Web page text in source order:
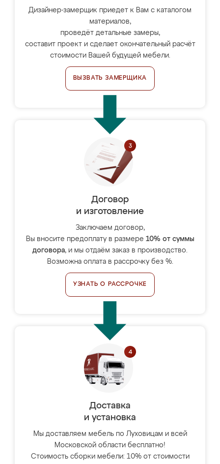
Дизайнер-замерщик приедет к Вам с каталогом
материалов,
проведёт детальные замеры,
составит проект и сделает окончательный расчёт
стоимости Вашей будущей мебели.
ВЫЗВАТЬ ЗАМЕРЩИКА
Договор
и изготовление
Заключаем договор,
Вы вносите предоплату в размере 10% от суммы
договора, и мы отдаём заказ в производство.
Возможна оплата в рассрочку без %.
УЗНАТЬ О РАССРОЧКЕ
Доставка
и установка
Мы доставляем мебель по Луховицам и всей
Московской области бесплатно!
Стоимость сборки мебели: 10% от стоимости